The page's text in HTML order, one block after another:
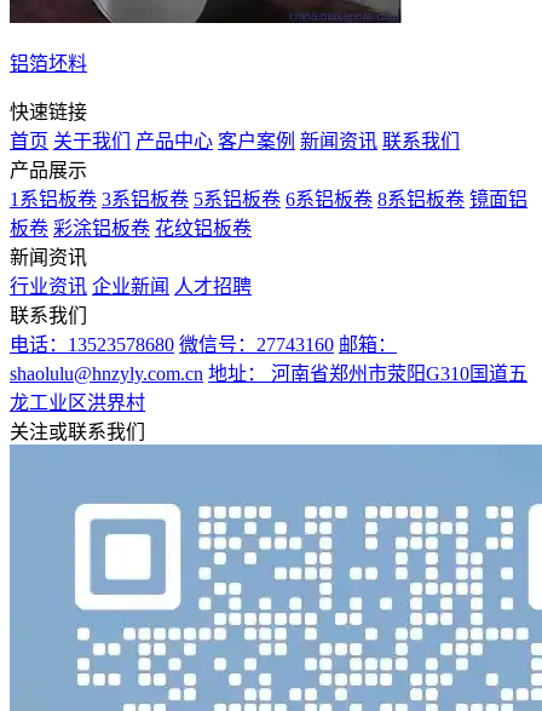
铝箔坯料
快速链接
首页 关于我们 产品中心 客户案例 新闻资讯 联系我们
产品展示
1系铝板卷 3系铝板卷 5系铝板卷 6系铝板卷 8系铝板卷 镜面铝
板卷 彩涂铝板卷 花纹铝板卷
新闻资讯
行业资讯 企业新闻 人才招聘
联系我们
电话：13523578680 微信号：27743160 邮箱：
shaolulu@hnzyly.com.cn 地址： 河南省郑州市荥阳G310国道五
龙工业区洪界村
关注或联系我们